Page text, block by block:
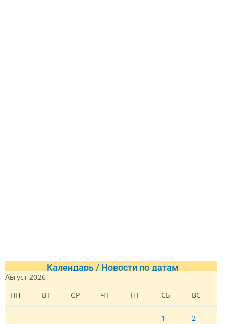
Календарь / Новости по датам
Август 2026
ПН
ВТ СР ЧТ ПТ СБ ВС
1 2